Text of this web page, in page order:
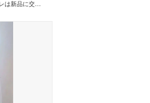
【リフォーム中/トイレ】トイレは新品に交換します。